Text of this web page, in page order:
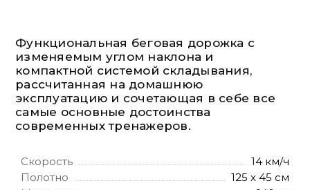
Функциональная беговая дорожка с
изменяемым углом наклона и
компактной системой складывания,
рассчитанная на домашнюю
эксплуатацию и сочетающая в себе все
самые основные достоинства
современных тренажеров.
Скорость
14 км/ч
Полотно
125 х 45 см